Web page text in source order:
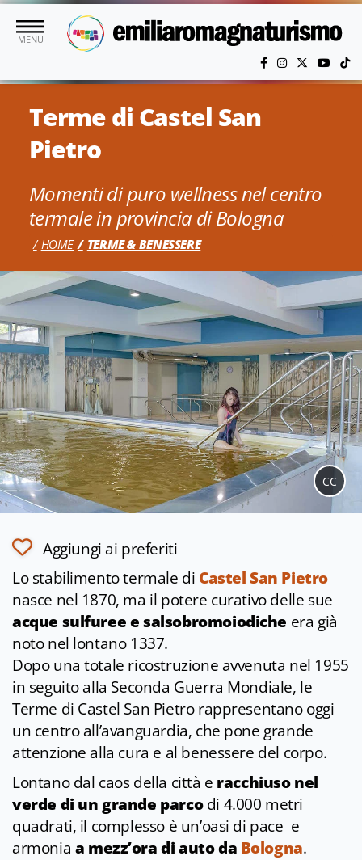
Vai al contenuto principale
MENU
Terme di Castel San
Pietro
Momenti di puro wellness nel centro
termale in provincia di Bologna
HOME TERME & BENESSERE
CC
Aggiungi ai preferiti
Lo stabilimento termale di Castel San Pietro
nasce nel 1870, ma il potere curativo delle sue
acque sulfuree e salsobromoiodiche era già
noto nel lontano 1337.
Dopo una totale ricostruzione avvenuta nel 1955
in seguito alla Seconda Guerra Mondiale, le
Terme di Castel San Pietro rappresentano oggi
un centro all’avanguardia, che pone grande
attenzione alla cura e al benessere del corpo.
Lontano dal caos della città e racchiuso nel
verde di un grande parcodi 4.000 metri
quadrati, il complesso è un’oasi di pace e
armonia a mezz’ora di auto da Bologna.